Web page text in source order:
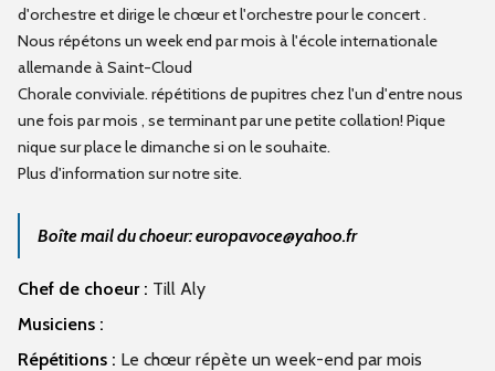
d'orchestre et dirige le chœur et l'orchestre pour le concert .
Nous répétons un week end par mois à l'école internationale
allemande à Saint-Cloud
Chorale conviviale. répétitions de pupitres chez l'un d'entre nous
une fois par mois , se terminant par une petite collation! Pique
nique sur place le dimanche si on le souhaite.
Plus d'information sur notre site.
Boîte mail du choeur: europavoce@yahoo.fr
Chef de choeur : Till Aly
Musiciens :
Répétitions : Le chœur répète un week-end par mois